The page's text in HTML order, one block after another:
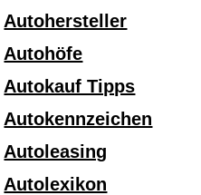
Autohersteller
Autohöfe
Autokauf Tipps
Autokennzeichen
Autoleasing
Autolexikon